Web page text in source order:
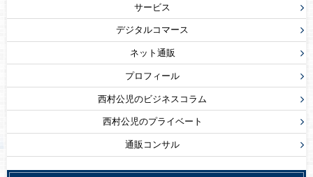
サービス
デジタルコマース
ネット通販
プロフィール
西村公児のビジネスコラム
西村公児のプライベート
通販コンサル